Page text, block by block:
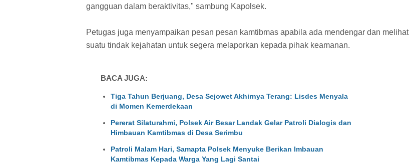
gangguan dalam beraktivitas," sambung Kapolsek.
Petugas juga menyampaikan pesan pesan kamtibmas apabila ada mendengar dan melihat
suatu tindak kejahatan untuk segera melaporkan kepada pihak keamanan.
BACA JUGA:
Tiga Tahun Berjuang, Desa Sejowet Akhirnya Terang: Lisdes Menyala
di Momen Kemerdekaan
Pererat Silaturahmi, Polsek Air Besar Landak Gelar Patroli Dialogis dan
Himbauan Kamtibmas di Desa Serimbu
Patroli Malam Hari, Samapta Polsek Menyuke Berikan Imbauan
Kamtibmas Kepada Warga Yang Lagi Santai